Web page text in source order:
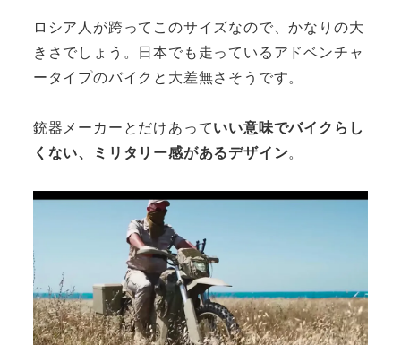
ロシア人が跨ってこのサイズなので、かなりの大
きさでしょう。日本でも走っているアドベンチャ
ータイプのバイクと大差無さそうです。
銃器メーカーとだけあっていい意味でバイクらし
くない、ミリタリー感があるデザイン。